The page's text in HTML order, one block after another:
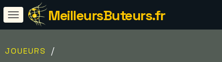
MeilleursButeurs.fr
JOUEURS /